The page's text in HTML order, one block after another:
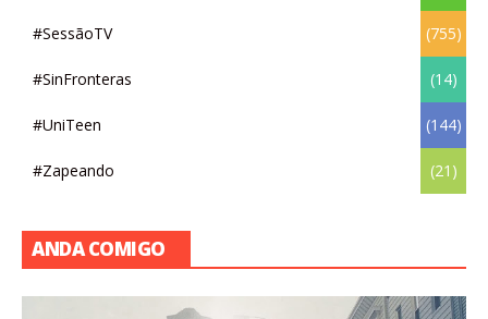
#SessãoTV (755)
#SinFronteras (14)
#UniTeen (144)
#Zapeando (21)
ANDA COMIGO